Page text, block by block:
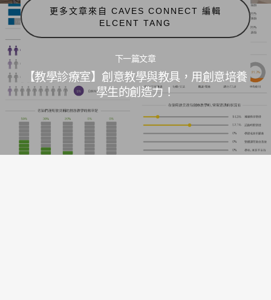
下一篇文章
【教學診療室】創意教學與教具，用創意培養
學生的創造力！
更多文章來自 CAVES CONNECT 編輯
ELCENT TANG